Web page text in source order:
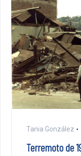
Tania González
Terremoto de